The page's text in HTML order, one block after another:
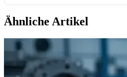
Ähnliche Artikel